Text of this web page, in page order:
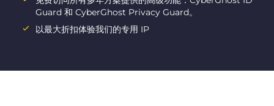
Guard 和 CyberGhost Privacy Guard。
以最大折扣体验我们的专用 IP